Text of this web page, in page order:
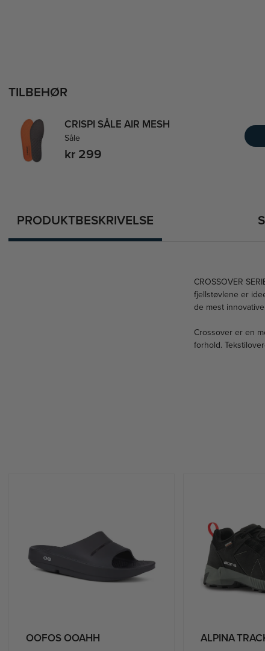
TILBEHØR
CRISPI SÅLE AIR MESH
Såle
kr 299
PRODUKTBESKRIVELSE
CROSSOVER
fjellstøvlene er
de mest
Crossover er en
forhold.
OOFOS OOAHH ALPINA